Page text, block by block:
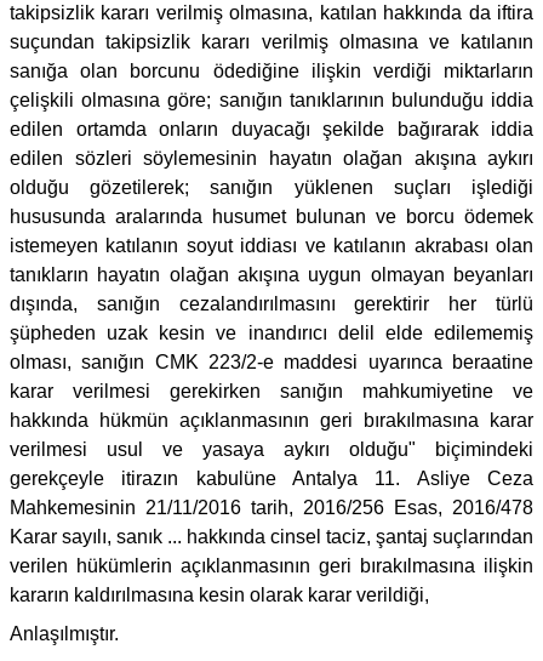
takipsizlik kararı verilmiş olmasına, katılan hakkında da iftira
suçundan takipsizlik kararı verilmiş olmasına ve katılanın
sanığa olan borcunu ödediğine ilişkin verdiği miktarların
çelişkili olmasına göre; sanığın tanıklarının bulunduğu iddia
edilen ortamda onların duyacağı şekilde bağırarak iddia
edilen sözleri söylemesinin hayatın olağan akışına aykırı
olduğu gözetilerek; sanığın yüklenen suçları işlediği
hususunda aralarında husumet bulunan ve borcu ödemek
istemeyen katılanın soyut iddiası ve katılanın akrabası olan
tanıkların hayatın olağan akışına uygun olmayan beyanları
dışında, sanığın cezalandırılmasını gerektirir her türlü
şüpheden uzak kesin ve inandırıcı delil elde edilememiş
olması, sanığın CMK 223/2-e maddesi uyarınca beraatine
karar verilmesi gerekirken sanığın mahkumiyetine ve
hakkında hükmün açıklanmasının geri bırakılmasına karar
verilmesi usul ve yasaya aykırı olduğu" biçimindeki
gerekçeyle itirazın kabulüne Antalya 11. Asliye Ceza
Mahkemesinin 21/11/2016 tarih, 2016/256 Esas, 2016/478
Karar sayılı, sanık ... hakkında cinsel taciz, şantaj suçlarından
verilen hükümlerin açıklanmasının geri bırakılmasına ilişkin
kararın kaldırılmasına kesin olarak karar verildiği,
Anlaşılmıştır.